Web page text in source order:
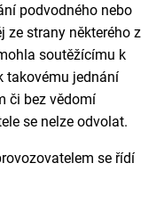
podvodného nebo
ze strany některého z
soutěžícímu k
takovému jednání
či bez vědomí
se nelze odvolat.
se řídí